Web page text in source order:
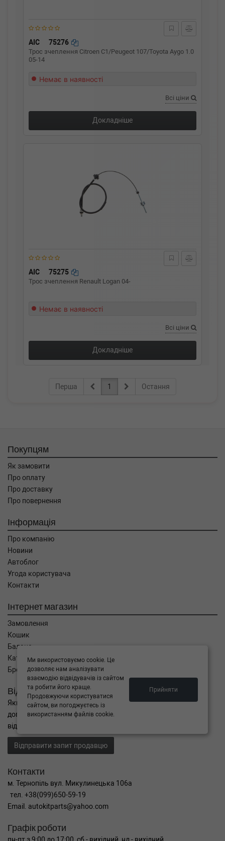
AIC 75276
Трос зчеплення Citroen C1/Peugeot 107/Toyota Aygo 1.0
05-14
Немає в наявності
Всі ціни
Докладніше
AIC 75275
Трос зчеплення Renault Logan 04-
Немає в наявності
Всі ціни
Докладніше
Перша 1 Остання
Покупцям
Як замовити
Про оплату
Про доставку
Про повернення
Інформація
Про компанію
Новини
Автоблог
Угода користувача
Контакти
Інтернет магазин
Замовлення
Кошик
Баланс
Каталог товарів
Бренди
Відправити запит
Якщо Ви не знайшли потрібні запчастини, або Вам потрібна
допомога в підборі,
відправте нам запит - ми Вам допоможемо
Відправити запит продавцю
Контакти
м. Тернопіль вул. Микулинецька 106а
тел. +38(099)650-59-19
Email. autokitparts@yahoo.com
Графік роботи
Ми використовуємо cookie. Це
дозволяє нам аналізувати
взаємодію відвідувачів із сайтом
та робити його краще.
Продовжуючи користуватися
сайтом, ви погоджуєтесь із
використанням файлів cookie.
Прийняти